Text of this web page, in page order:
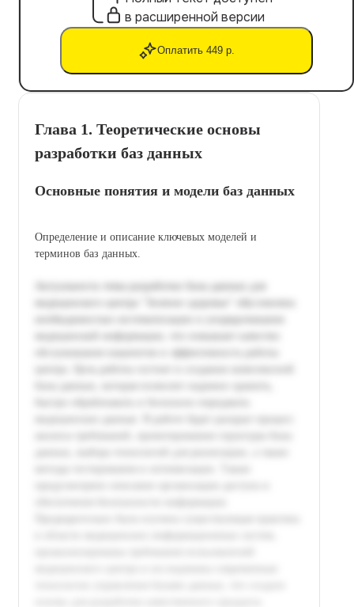
в расширенной версии
Оплатить 449 р.
Глава 1. Теоретические основы
разработки баз данных
Основные понятия и модели баз данных
Определение и описание ключевых моделей и
терминов баз данных.